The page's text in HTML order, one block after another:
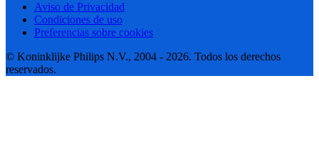
Aviso de Privacidad
Condiciones de uso
Preferencias sobre cookies
© Koninklijke Philips N.V., 2004 - 2026. Todos los derechos
reservados.